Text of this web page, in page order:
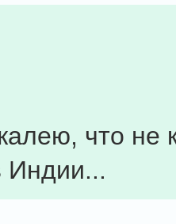
что не
Индии...